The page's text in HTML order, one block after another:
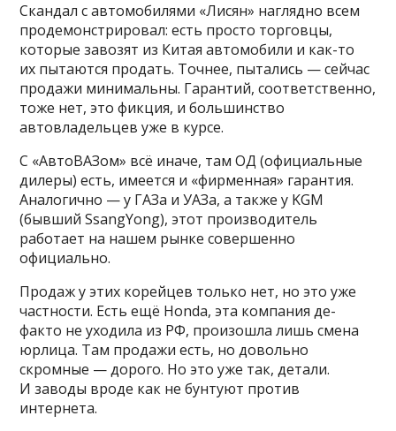
Скандал с автомобилями «Лисян» наглядно всем
продемонстрировал: есть просто торговцы,
которые завозят из Китая автомобили и как-то
их пытаются продать. Точнее, пытались — сейчас
продажи минимальны. Гарантий, соответственно,
тоже нет, это фикция, и большинство
автовладельцев уже в курсе.
С «АвтоВАЗом» всё иначе, там ОД (официальные
дилеры) есть, имеется и «фирменная» гарантия.
Аналогично — у ГАЗа и УАЗа, а также у KGM
(бывший SsangYong), этот производитель
работает на нашем рынке совершенно
официально.
Продаж у этих корейцев только нет, но это уже
частности. Есть ещё Honda, эта компания де-
факто не уходила из РФ, произошла лишь смена
юрлица. Там продажи есть, но довольно
скромные — дорого. Но это уже так, детали.
И заводы вроде как не бунтуют против
интернета.